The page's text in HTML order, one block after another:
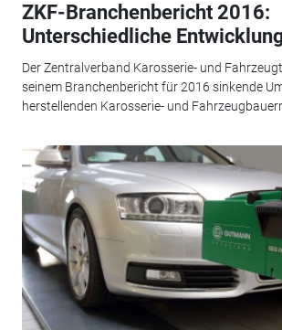
ZKF-Branchenbericht 2016:
Unterschiedliche
Der Zentralverband Karosserie- und
seinem Branchenbericht für 2016 sinkende
herstellenden Karosserie- und